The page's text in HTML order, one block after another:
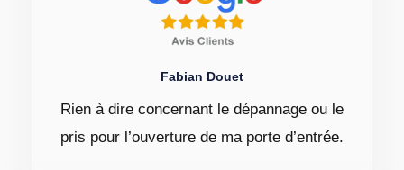
Fabian Douet
Rien à dire concernant le dépannage ou le
pris pour l’ouverture de ma porte d’entrée.